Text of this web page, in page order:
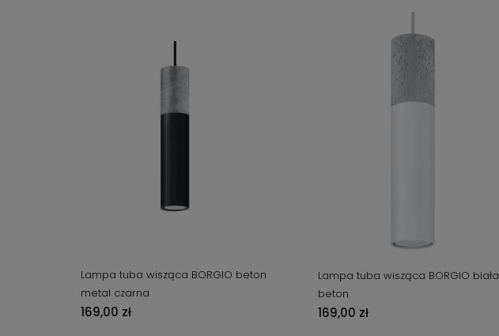
Lampa tuba wisząca BORGIO beton
metal czarna
169,00 zł
Lampa tuba wisząca BORGIO biała
beton
169,00 zł